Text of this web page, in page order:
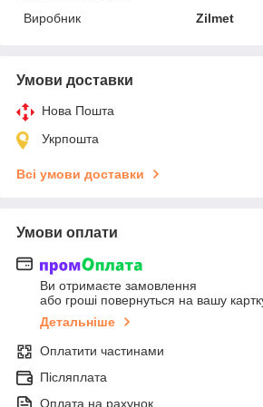
Виробник
Zilmet
Умови доставки
Нова Пошта
Укрпошта
Всі умови доставки
Умови оплати
Ви отримаєте замовлення
або гроші повернуться на вашу
Детальніше
Оплатити частинами
Післяплата
Оплата на рахунок